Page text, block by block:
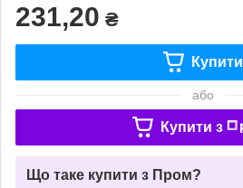
231,20 ₴
Купити
або
Купити з
Що таке купити з Пром?